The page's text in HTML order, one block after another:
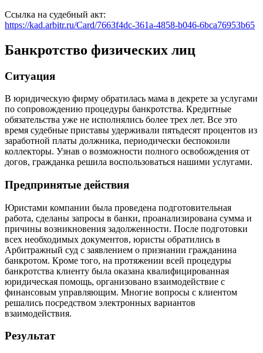
Ссылка на судебный акт:
https://kad.arbitr.ru/Card/7663f4dc-361a-4858-b046-6bca76953b65
Банкротство физических лиц
Ситуация
В юридическую фирму обратилась мама в декрете за услугами
по сопровождению процедуры банкротства. Кредитные
обязательства уже не исполнялись более трех лет. Все это
время судебные приставы удерживали пятьдесят процентов из
заработной платы должника, периодически беспокоили
коллекторы. Узнав о возможности полного освобождения от
догов, гражданка решила воспользоваться нашими услугами.
Предпринятые действия
Юристами компании была проведена подготовительная
работа, сделаны запросы в банки, проанализирована сумма и
причины возникновения задолженности. После подготовки
всех необходимых документов, юристы обратились в
Арбитражный суд с заявлением о признании гражданина
банкротом. Кроме того, на протяжении всей процедуры
банкротства клиенту была оказана квалифицированная
юридическая помощь, организовано взаимодействие с
финансовым управляющим. Многие вопросы с клиентом
решались посредством электронных вариантов
взаимодействия.
Результат